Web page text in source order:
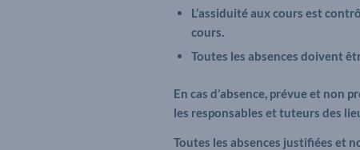
L’assiduité aux cours est
cours.
Toutes les absences doivent
En cas d’absence, prévue et non
les responsables et tuteurs des
Toutes les absences justifiées et